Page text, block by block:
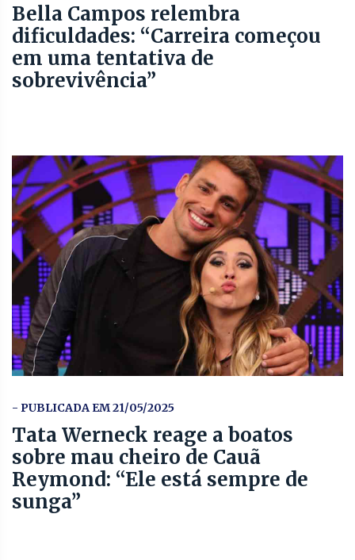
Bella Campos relembra
dificuldades: “Carreira começou
em uma tentativa de
sobrevivência”
- PUBLICADA EM 21/05/2025
Tata Werneck reage a boatos
sobre mau cheiro de Cauã
Reymond: “Ele está sempre de
sunga”